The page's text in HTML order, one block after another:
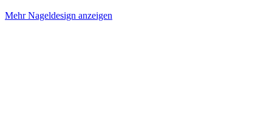
Mehr Nageldesign anzeigen